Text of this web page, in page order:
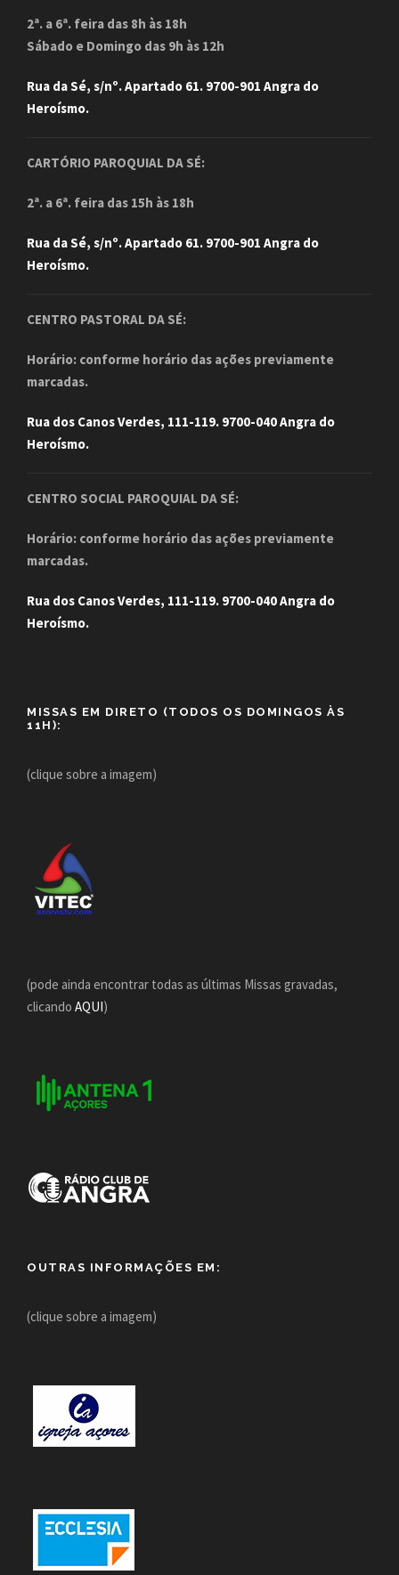
2ª. a 6ª. feira das 8h às 18h
Sábado e Domingo das 9h às 12h
Rua da Sé, s/nº. Apartado 61. 9700-901 Angra do
Heroísmo.
CARTÓRIO PAROQUIAL DA SÉ:
2ª. a 6ª. feira das 15h às 18h
Rua da Sé, s/nº. Apartado 61. 9700-901 Angra do
Heroísmo.
CENTRO PASTORAL DA SÉ:
Horário: conforme horário das ações previamente
marcadas.
Rua dos Canos Verdes, 111-119. 9700-040 Angra do
Heroísmo.
CENTRO SOCIAL PAROQUIAL DA SÉ:
Horário: conforme horário das ações previamente
marcadas.
Rua dos Canos Verdes, 111-119. 9700-040 Angra do
Heroísmo.
MISSAS EM DIRETO (TODOS OS DOMINGOS ÀS
11H):
(clique sobre a imagem)
(pode ainda encontrar todas as últimas Missas gravadas,
clicando AQUI)
OUTRAS INFORMAÇÕES EM:
(clique sobre a imagem)